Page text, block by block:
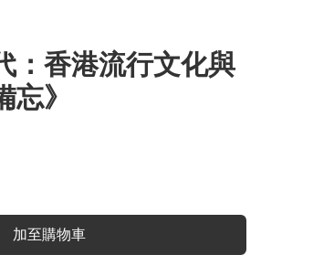
：香港流行文化與
》
加至購物車